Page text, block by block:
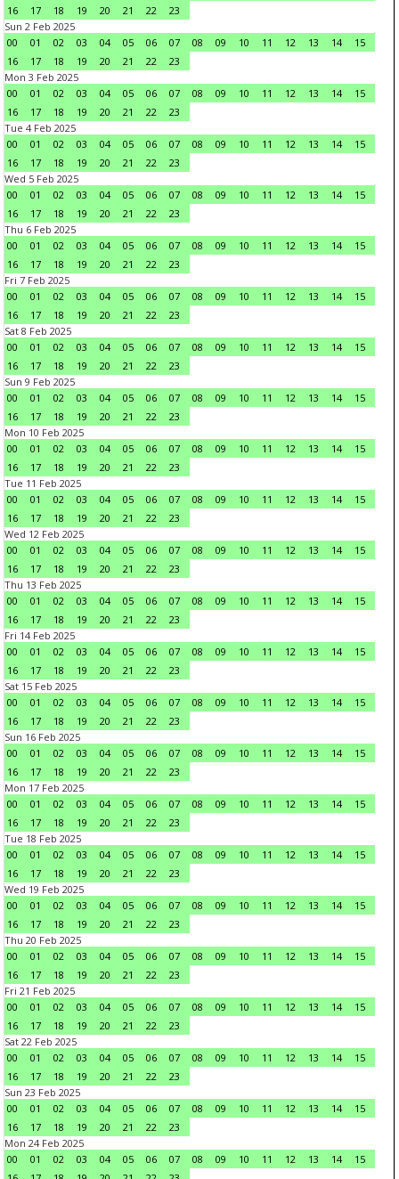
16
17 18 19 20 21 22
23
Sun 2 Feb 2025
00
01 02 03 04 05 06 07 08 09 10 11 12 13 14
15
16
17 18 19 20 21 22
23
Mon 3 Feb 2025
00
01 02 03 04 05 06 07 08 09 10 11 12 13 14
15
16
17 18 19 20 21 22
23
Tue 4 Feb 2025
00
01 02 03 04 05 06 07 08 09 10 11 12 13 14
15
16
17 18 19 20 21 22
23
Wed 5 Feb 2025
00
01 02 03 04 05 06 07 08 09 10 11 12 13 14
15
16
17 18 19 20 21 22
23
Thu 6 Feb 2025
00
01 02 03 04 05 06 07 08 09 10 11 12 13 14
15
16
17 18 19 20 21 22
23
Fri 7 Feb 2025
00
01 02 03 04 05 06 07 08 09 10 11 12 13 14
15
16
17 18 19 20 21 22
23
Sat 8 Feb 2025
00
01 02 03 04 05 06 07 08 09 10 11 12 13 14
15
16
17 18 19 20 21 22
23
Sun 9 Feb 2025
00
01 02 03 04 05 06 07 08 09 10 11 12 13 14
15
16
17 18 19 20 21 22
23
Mon 10 Feb 2025
00
01 02 03 04 05 06 07 08 09 10 11 12 13 14
15
16
17 18 19 20 21 22
23
Tue 11 Feb 2025
00
01 02 03 04 05 06 07 08 09 10 11 12 13 14
15
16
17 18 19 20 21 22
23
Wed 12 Feb 2025
00
01 02 03 04 05 06 07 08 09 10 11 12 13 14
15
16
17 18 19 20 21 22
23
Thu 13 Feb 2025
00
01 02 03 04 05 06 07 08 09 10 11 12 13 14
15
16
17 18 19 20 21 22
23
Fri 14 Feb 2025
00
01 02 03 04 05 06 07 08 09 10 11 12 13 14
15
16
17 18 19 20 21 22
23
Sat 15 Feb 2025
00
01 02 03 04 05 06 07 08 09 10 11 12 13 14
15
16
17 18 19 20 21 22
23
Sun 16 Feb 2025
00
01 02 03 04 05 06 07 08 09 10 11 12 13 14
15
16
17 18 19 20 21 22
23
Mon 17 Feb 2025
00
01 02 03 04 05 06 07 08 09 10 11 12 13 14
15
16
17 18 19 20 21 22
23
Tue 18 Feb 2025
00
01 02 03 04 05 06 07 08 09 10 11 12 13 14
15
16
17 18 19 20 21 22
23
Wed 19 Feb 2025
00
01 02 03 04 05 06 07 08 09 10 11 12 13 14
15
16
17 18 19 20 21 22
23
Thu 20 Feb 2025
00
01 02 03 04 05 06 07 08 09 10 11 12 13 14
15
16
17 18 19 20 21 22
23
Fri 21 Feb 2025
00
01 02 03 04 05 06 07 08 09 10 11 12 13 14
15
16
17 18 19 20 21 22
23
Sat 22 Feb 2025
00
01 02 03 04 05 06 07 08 09 10 11 12 13 14
15
16
17 18 19 20 21 22
23
Sun 23 Feb 2025
00
01 02 03 04 05 06 07 08 09 10 11 12 13 14
15
16
17 18 19 20 21 22
23
Mon 24 Feb 2025
00
01 02 03 04 05 06 07 08 09 10 11 12 13 14
15